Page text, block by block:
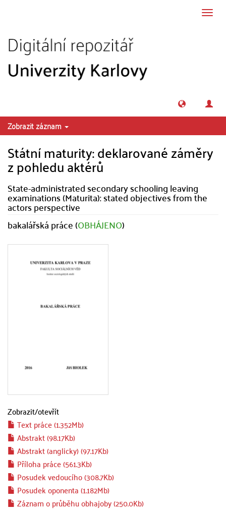
Zobrazit záznam
Státní maturity: deklarované záměry
z pohledu aktérů
State-administrated secondary schooling leaving
examinations (Maturita): stated objectives from the
actors perspective
bakalářská práce (OBHÁJENO)
Zobrazit/otevřít
Text práce (1.352Mb)
Abstrakt (98.17Kb)
Abstrakt (anglicky) (97.17Kb)
Příloha práce (561.3Kb)
Posudek vedoucího (308.7Kb)
Posudek oponenta (1.182Mb)
Záznam o průběhu obhajoby (250.0Kb)